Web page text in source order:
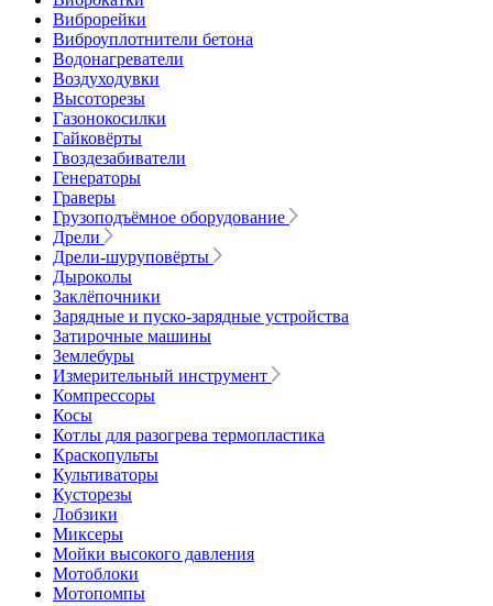
Виброрейки
Виброуплотнители бетона
Водонагреватели
Воздуходувки
Высоторезы
Газонокосилки
Гайковёрты
Гвоздезабиватели
Генераторы
Граверы
Грузоподъёмное оборудование
Дрели
Дрели-шуруповёрты
Дыроколы
Заклёпочники
Зарядные и пуско-зарядные устройства
Затирочные машины
Землебуры
Измерительный инструмент
Компрессоры
Косы
Котлы для разогрева термопластика
Краскопульты
Культиваторы
Кусторезы
Лобзики
Миксеры
Мойки высокого давления
Мотоблоки
Мотопомпы